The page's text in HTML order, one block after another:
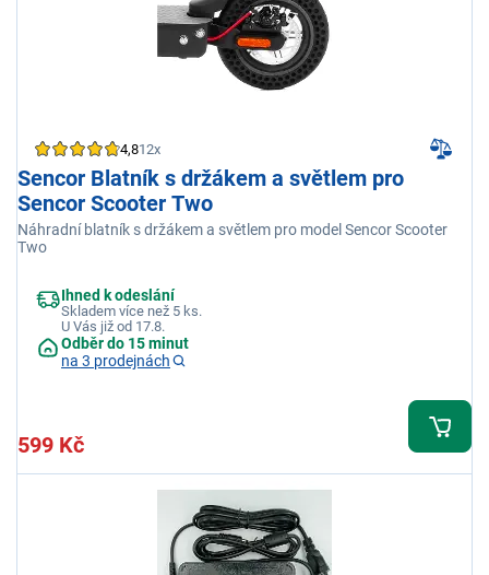
4,812x
Sencor Blatník s držákem a světlem pro
Sencor Scooter Two
Náhradní blatník s držákem a světlem pro model Sencor Scooter
Two
Ihned k odeslání
Skladem více než 5 ks.
U Vás již od 17.8.
Odběr do 15 minut
na 3 prodejnách
599 Kč